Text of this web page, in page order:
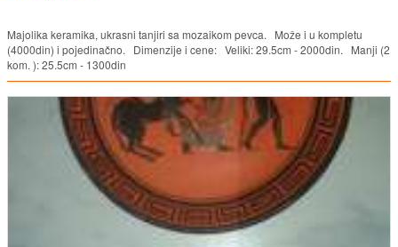
Majolika keramika, ukrasni tanjiri sa mozaikom pevca. Može i u kompletu
(4000din) i pojedinačno. Dimenzije i cene: Veliki: 29.5cm - 2000din. Manji (2
kom. ): 25.5cm - 1300din